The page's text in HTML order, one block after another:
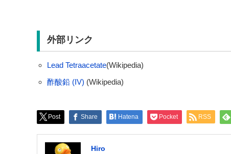
外部リンク
Lead Tetraacetate(Wikipedia)
酢酸鉛 (IV) (Wikipedia)
Post Share Hatena Pocket RSS
Hiro